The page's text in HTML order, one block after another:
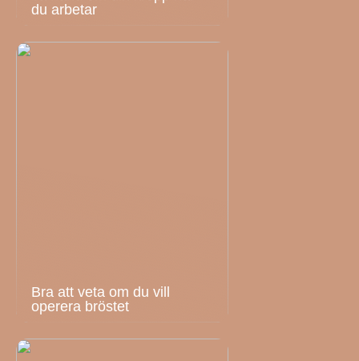
du arbetar
Bra att veta om du vill
operera bröstet